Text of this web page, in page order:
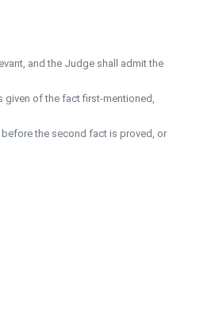
and the Judge shall admit the
of the fact first-mentioned,
the second fact is proved, or